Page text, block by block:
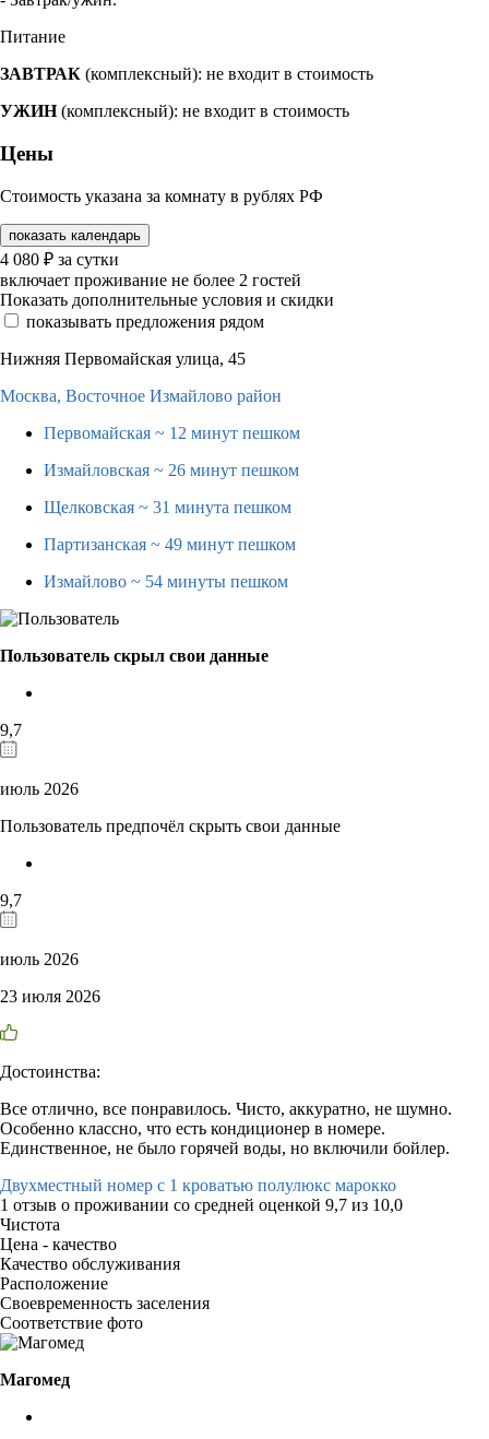
Питание
ЗАВТРАК (комплексный): не входит в стоимость
УЖИН(комплексный): не входит в стоимость
Цены
Стоимость указана за комнату в рублях РФ
показать календарь
4 080 ₽ за сутки
включает проживание не более 2 гостей
Показать дополнительные условия и скидки
показывать предложения рядом
Нижняя Первомайская улица, 45
Москва, Восточное Измайлово район
Первомайская ~ 12 минут пешком
Измайловская ~ 26 минут пешком
Щелковская ~ 31 минута пешком
Партизанская ~ 49 минут пешком
Измайлово ~ 54 минуты пешком
Пользователь скрыл свои данные
9,7
июль 2026
Пользователь предпочёл скрыть свои данные
9,7
июль 2026
23 июля 2026
Достоинства:
Все отлично, все понравилось. Чисто, аккуратно, не шумно.
Особенно классно, что есть кондиционер в номере.
Единственное, не было горячей воды, но включили бойлер.
Двухместный номер с 1 кроватью полулюкс марокко
1 отзыв о проживании со средней оценкой 9,7 из 10,0
Чистота
Цена - качество
Качество обслуживания
Расположение
Своевременность заселения
Соответствие фото
Магомед